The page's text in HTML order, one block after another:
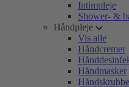
Intimpleje
Shower- &
Håndpleje
Vis alle
Håndcremer
Håndmasker
Håndskrubbe